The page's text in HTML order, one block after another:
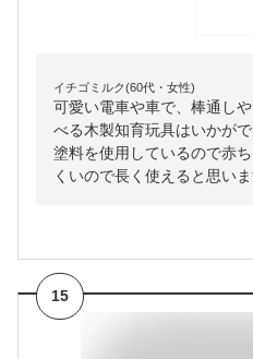
イチゴミルク(60代・女性)
可愛い電車や車で、棒通し
べる木製知育玩具はいかが
塗料を使用しているので赤
くいので長く使えると思いま
15